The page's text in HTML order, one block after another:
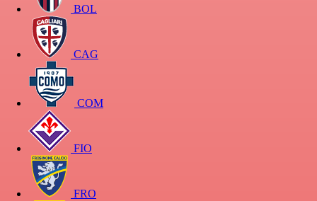
BOL
CAG
COM
FIO
FRO